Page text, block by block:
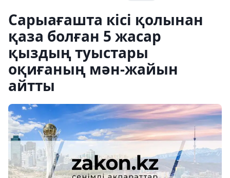
Сарыағашта кісі қолынан
қаза болған 5 жасар
қыздың туыстары
оқиғаның мән-жайын
айтты